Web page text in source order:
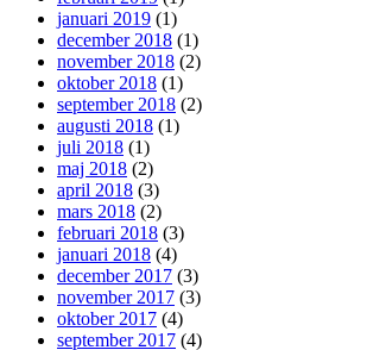
januari 2019 (1)
december 2018 (1)
november 2018 (2)
oktober 2018 (1)
september 2018 (2)
augusti 2018 (1)
juli 2018 (1)
maj 2018 (2)
april 2018 (3)
mars 2018 (2)
februari 2018 (3)
januari 2018 (4)
december 2017 (3)
november 2017 (3)
oktober 2017 (4)
september 2017 (4)